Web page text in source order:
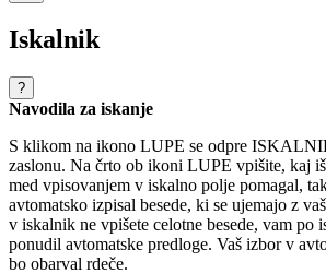
Iskalnik
?
Navodila za iskanje
S klikom na ikono LUPE se odpre
zaslonu. Na črto ob ikoni LUPE vpišite, kaj
med vpisovanjem v iskalno polje pomagal,
avtomatsko izpisal besede, ki se ujemajo z
v iskalnik ne vpišete celotne besede, vam po
ponudil avtomatske predloge. Vaš izbor v
bo obarval rdeče.